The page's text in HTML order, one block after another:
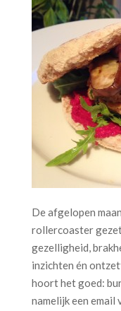
De afgelopen
rollercoaster
gezelligheid,
inzichten én
hoort het goed:
namelijk een email